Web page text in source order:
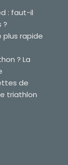
: faut-il
?
plus rapide
? La
de
triathlon